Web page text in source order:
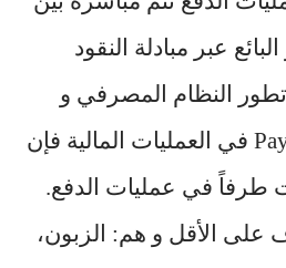
عبر مبادلة النقود
النظام المصرفي و
دخول الـ Payment cards في العمليات المالية فإن
طرفاً في عمليات الدفع.
على الأقل و هم: الزبون،